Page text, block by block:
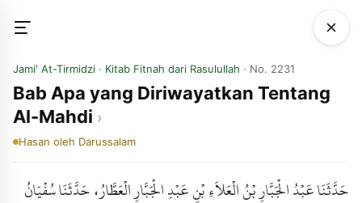
Jami' At-Tirmidzi · Kitab Fitnah dari Rasulullah · No. 2231
Bab Apa yang Diriwayatkan Tentang
Al-Mahdi
Hasan oleh Darussalam
حَدَّثَنَا عَبْدُ الْجَبَّارِ بْنُ الْعَلاَءِ بْنِ عَبْدِ الْجَبَّارِ الْعَطَّارُ، حَدَّثَنَا سُفْيَانُ